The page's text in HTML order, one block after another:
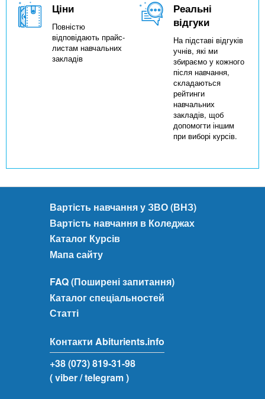
Ціни
Повністю
відповідають прайс-
листам навчальних
закладів
Реальні
відгуки
На підставі відгуків
учнів, які ми
збираємо у кожного
після навчання,
складаються
рейтинги
навчальних
закладів, щоб
допомогти іншим
при виборі курсів.
Вартість навчання у ЗВО (ВНЗ)
Вартість навчання в Коледжах
Каталог Курсів
Мапа сайту
FAQ (Поширені запитання)
Каталог спеціальностей
Статті
Контакти Abiturients.info
+38 (073) 819-31-98
( viber/ telegram )